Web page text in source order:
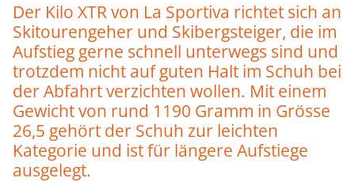
Der Kilo XTR von La Sportiva richtet sich an
Skitourengeher und Skibergsteiger, die im
Aufstieg gerne schnell unterwegs sind und
trotzdem nicht auf guten Halt im Schuh bei
der Abfahrt verzichten wollen. Mit einem
Gewicht von rund 1190 Gramm in Grösse
26,5 gehört der Schuh zur leichten
Kategorie und ist für längere Aufstiege
ausgelegt.